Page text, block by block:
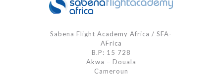
Sabena Flight Academy Africa / SFA-
AFrica
B.P: 15 728
Akwa – Douala
Cameroun